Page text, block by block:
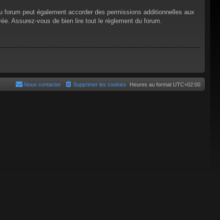
forum peut également accorder des permissions additionnelles aux
Assurez-vous de bien lire tout le règlement du forum.
Heures au format UTC+02:00
Supprimer les cookies
Nous contacter